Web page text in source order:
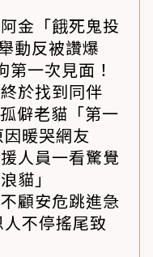
金「餓死鬼投
動反被讚爆
第一次見面！
於找到同伴
僻老貓「第一
暖哭網友
人員一看驚覺
貓」
顧安危跳進急
不停搖尾致